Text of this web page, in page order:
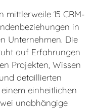
mittlerweile 15 CRM-
in
Unternehmen. Die
auf Erfahrungen
Projekten, Wissen
detaillierten
einheitlichen
unabhängige